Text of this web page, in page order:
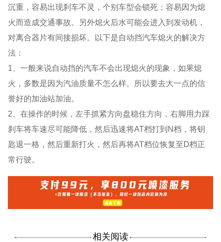
沉重，容易出现刹车不灵，个别车型会锁死；容易因为熄
火而造成交通事故。另外熄火后水可能会进入到发动机，
对离合器片有间接损坏。以下是自动挡汽车熄火的解决方
法：
1、一般来说自动挡的汽车不会出现熄火的现象，如果熄
火，多数是因为汽油质量不怎么样。所以要去大一点的信
誉好的加油站加油。
2、在操作的时候，左手抓紧方向盘稳住方向，右脚用力踩
刹车将车速尽可能降低，然后迅速将AT档打到N档，将钥
匙退一格，然后重新打火，然后再将AT档位恢复至D档正
常行驶。
相关阅读